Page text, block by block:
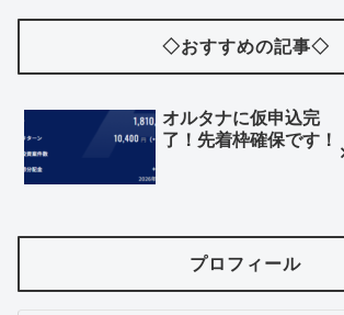
◇おすすめの記事◇
オルタナに仮申込完
了！先着枠確保です！
プロフィール